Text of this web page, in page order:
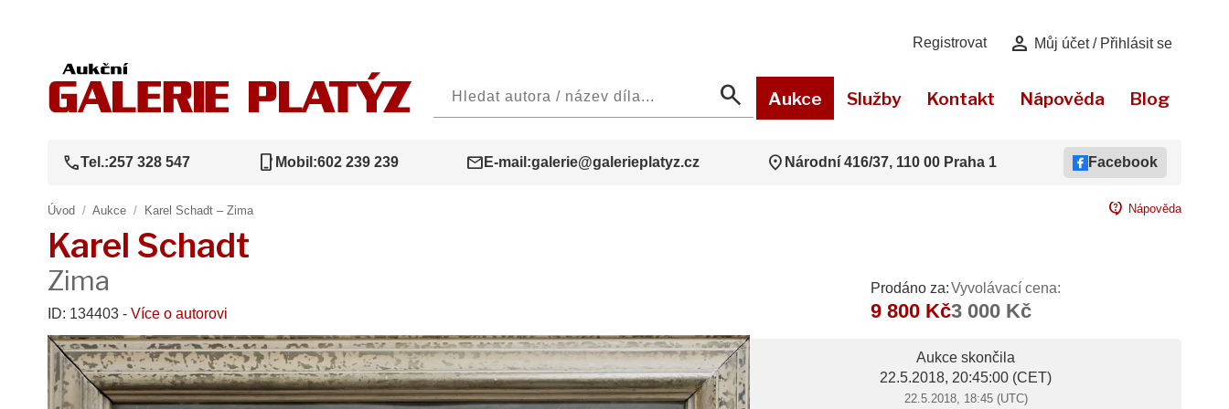
Registrovat person Můj účet / Přihlásit se
search Aukce Služby Kontakt Nápověda Blog
callTel.:257 328 547 phone_iphone Mobil:602 239 239 mail E-mail:galerie@galerieplatyz.cz location_on Národní 416/37, 110 00 Praha 1 Facebook
Úvod / Aukce / Karel Schadt – Zima contact_support Nápověda
Karel Schadt
Zima
ID: 134403 - Více o autorovi
Prodáno za:
9 800 Kč
Vyvolávací cena:
3 000 Kč
Aukce skončila
22.5.2018, 20:45:00 (CET)
22.5.2018, 18:45 (UTC)